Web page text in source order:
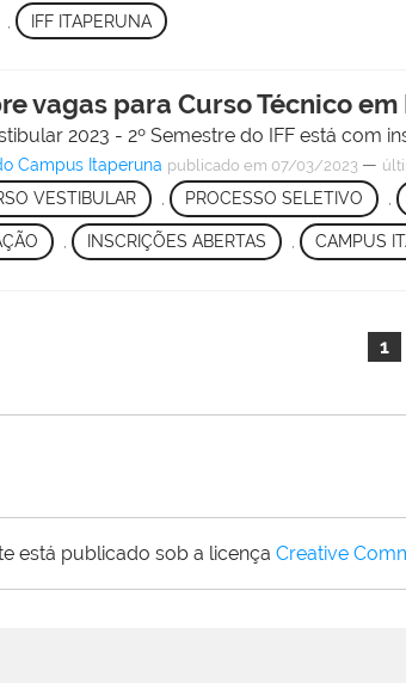
IFF ITAPERUNA
vagas para Curso Técnico
2023 - 2º Semestre do IFF está com
Campus Itaperuna publicado em 07/03/2023 —
VESTIBULAR , PROCESSO SELETIVO ,
INSCRIÇÕES ABERTAS CAMPUS
1
está publicado sob a licença Creative